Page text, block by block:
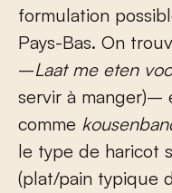
formulation
Pays-Bas. On
–Laat me eten
servir à manger)–
comme
le type de haricot
(plat/pain typique